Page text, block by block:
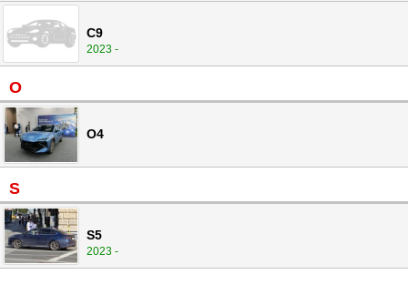
C9
2023 -
O
O4
S
S5
2023 -